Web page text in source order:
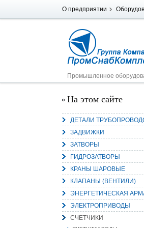
О предприятии
Промышленное
На этом сайте
ДЕТАЛИ
ЗАДВИЖКИ
ЗАТВОРЫ
ГИДРОЗАТВОРЫ
КРАНЫ ШАРОВЫЕ
КЛАПАНЫ (ВЕНТИЛИ)
ЭНЕРГЕТИЧЕСКАЯ
ЭЛЕКТРОПРИВОДЫ
СЧЕТЧИКИ